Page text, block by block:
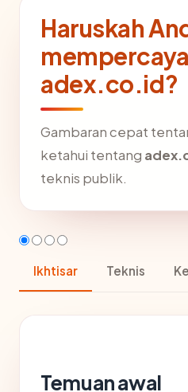
Haruskah
adex.co.id?
Gambaran cepat
ketahui tentang
teknis publik.
Ikhtisar Teknis
Temuan awal